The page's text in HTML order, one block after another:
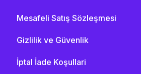
Mesafeli Satış Sözleşmesi
Gizlilik ve Güvenlik
İptal İade Koşullari